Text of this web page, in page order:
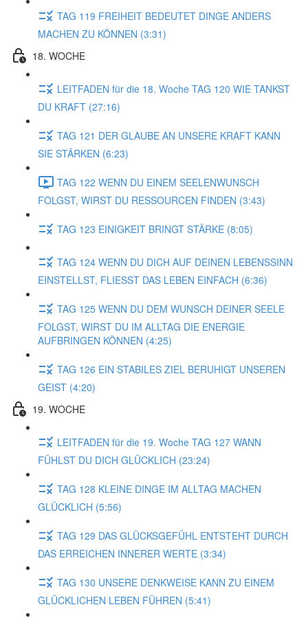
TAG 119 FREIHEIT BEDEUTET DINGE ANDERS
MACHEN ZU KÖNNEN (3:31)
18. WOCHE
LEITFADEN für die 18. Woche TAG 120 WIE TANKST
DU KRAFT (27:16)
TAG 121 DER GLAUBE AN UNSERE KRAFT KANN
SIE STÄRKEN (6:23)
TAG 122 WENN DU EINEM SEELENWUNSCH
FOLGST, WIRST DU RESSOURCEN FINDEN (3:43)
TAG 123 EINIGKEIT BRINGT STÄRKE (8:05)
TAG 124 WENN DU DICH AUF DEINEN LEBENSSINN
EINSTELLST, FLIESST DAS LEBEN EINFACH (6:36)
TAG 125 WENN DU DEM WUNSCH DEINER SEELE
FOLGST, WIRST DU IM ALLTAG DIE ENERGIE
AUFBRINGEN KÖNNEN (4:25)
TAG 126 EIN STABILES ZIEL BERUHIGT UNSEREN
GEIST (4:20)
19. WOCHE
LEITFADEN für die 19. Woche TAG 127 WANN
FÜHLST DU DICH GLÜCKLICH (23:24)
TAG 128 KLEINE DINGE IM ALLTAG MACHEN
GLÜCKLICH (5:56)
TAG 129 DAS GLÜCKSGEFÜHL ENTSTEHT DURCH
DAS ERREICHEN INNERER WERTE (3:34)
TAG 130 UNSERE DENKWEISE KANN ZU EINEM
GLÜCKLICHEN LEBEN FÜHREN (5:41)